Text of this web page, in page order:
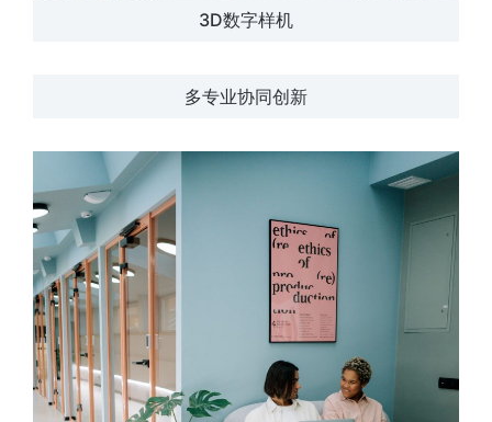
3D数字样机
多专业协同创新